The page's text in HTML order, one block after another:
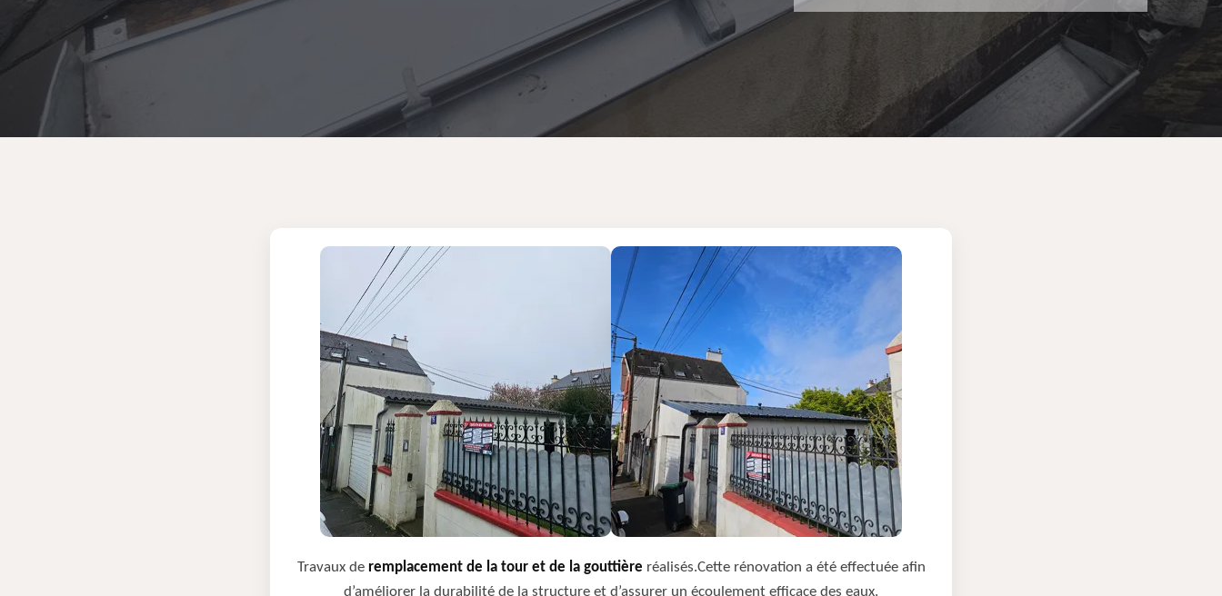
Travaux de remplacement de la tour et de la gouttière réalisés.Cette rénovation a été effectuée afin
d’améliorer la durabilité de la structure et d’assurer un écoulement efficace des eaux.